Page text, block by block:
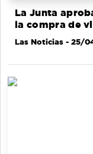
La Junta
la compra de
Las Noticias - 25/